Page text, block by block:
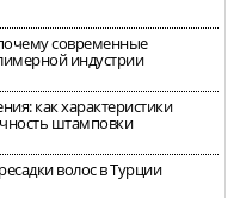
современные
индустрии
как характеристики
штамповки
волос в Турции